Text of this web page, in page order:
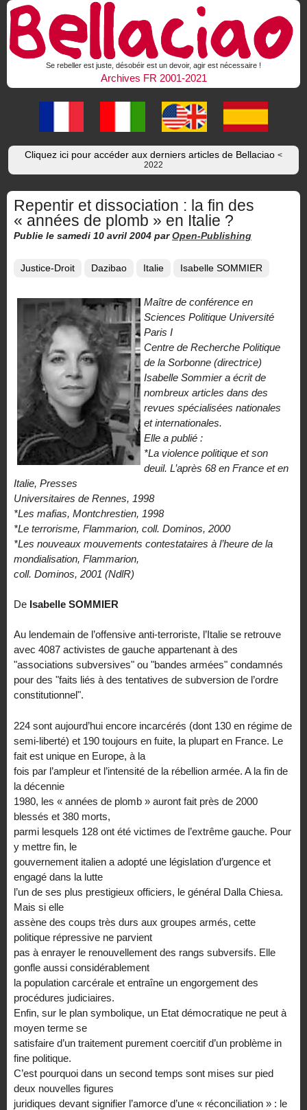
Se rebeller est juste, désobéir est un devoir, agir est nécessaire !
Archives FR 2001-2021
Cliquez ici pour accéder aux derniers articles de Bellaciao <
2022
Repentir et dissociation : la fin des
« années de plomb » en Italie ?
Publie le samedi 10 avril 2004 par Open-Publishing
Justice-Droit Dazibao Italie Isabelle SOMMIER
Maître de conférence en
Sciences Politique Université
Paris I
Centre de Recherche Politique
de la Sorbonne (directrice)
Isabelle Sommier a écrit de
nombreux articles dans des
revues spécialisées nationales
et internationales.
Elle a publié :
*La violence politique et son
deuil. L’après 68 en France et en
Italie, Presses
Universitaires de Rennes, 1998
*Les mafias, Montchrestien, 1998
*Le terrorisme, Flammarion, coll. Dominos, 2000
*Les nouveaux mouvements contestataires à l’heure de la
mondialisation, Flammarion,
coll. Dominos, 2001 (NdlR)
De Isabelle SOMMIER
Au lendemain de l’offensive anti-terroriste, l’Italie se retrouve
avec 4087 activistes de gauche appartenant à des
"associations subversives" ou "bandes armées" condamnés
pour des "faits liés à des tentatives de subversion de l’ordre
constitutionnel".
224 sont aujourd’hui encore incarcérés (dont 130 en régime de
semi-liberté) et 190 toujours en fuite, la plupart en France. Le
fait est unique en Europe, à la
fois par l’ampleur et l’intensité de la rébellion armée. A la fin de
la décennie
1980, les « années de plomb » auront fait près de 2000
blessés et 380 morts,
parmi lesquels 128 ont été victimes de l’extrême gauche. Pour
y mettre fin, le
gouvernement italien a adopté une législation d’urgence et
engagé dans la lutte
l’un de ses plus prestigieux officiers, le général Dalla Chiesa.
Mais si elle
assène des coups très durs aux groupes armés, cette
politique répressive ne parvient
pas à enrayer le renouvellement des rangs subversifs. Elle
gonfle aussi considérablement
la population carcérale et entraîne un engorgement des
procédures judiciaires.
Enfin, sur le plan symbolique, un Etat démocratique ne peut à
moyen terme se
satisfaire d’un traitement purement coercitif d’un problème in
fine politique.
C’est pourquoi dans un second temps sont mises sur pied
deux nouvelles figures
juridiques devant signifier l’amorce d’une « réconciliation » : le